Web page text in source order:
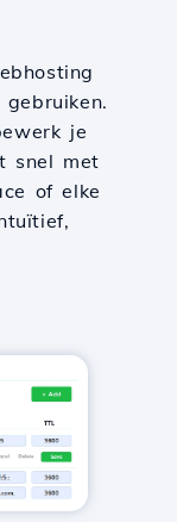
je
snel met
of elke